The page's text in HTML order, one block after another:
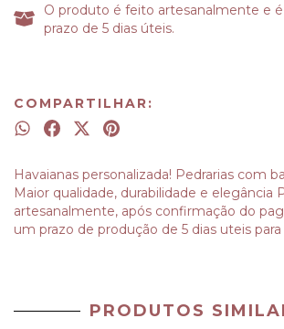
O produto é feito artesanalmente e
prazo de 5 dias úteis.
COMPARTILHAR:
Havaianas personalizada! Pedrarias com
Maior qualidade, durabilidade e elegância
artesanalmente, após confirmação do
um prazo de produção de 5 dias uteis
PRODUTOS